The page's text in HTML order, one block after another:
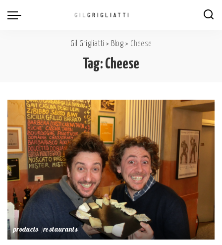
Gil Grigliatti > Blog> Cheese
Tag: Cheese
products restaurants